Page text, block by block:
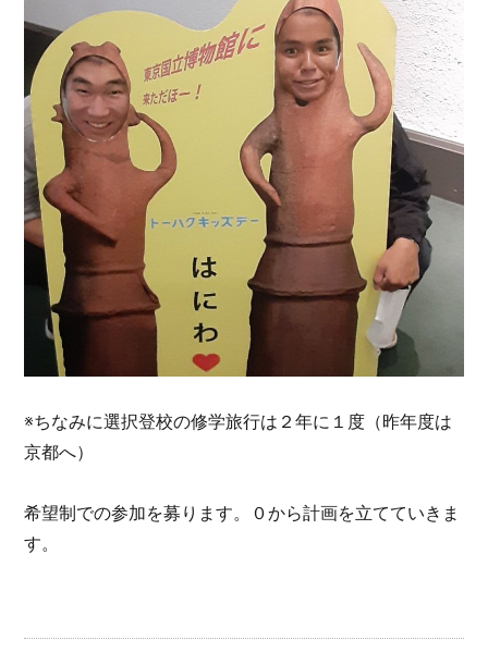
※ちなみに選択登校の修学旅行は２年に１度（昨年度は
京都へ）
希望制での参加を募ります。０から計画を立てていきま
す。